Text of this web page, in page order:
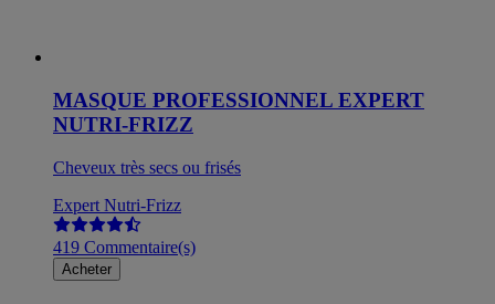
MASQUE PROFESSIONNEL EXPERT
NUTRI-FRIZZ
Cheveux très secs ou frisés
Expert Nutri-Frizz
419 Commentaire(s)
Acheter